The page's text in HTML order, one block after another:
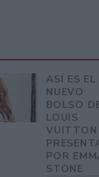
ASÍ ES EL
NUEVO
BOLSO
LOUIS
VUITTON
POR
STONE